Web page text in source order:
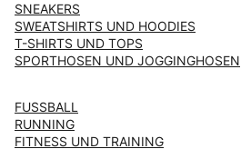
SNEAKERS
SWEATSHIRTS UND HOODIES
T-SHIRTS UND TOPS
SPORTHOSEN UND JOGGINGHOSEN
FUSSBALL
RUNNING
FITNESS UND TRAINING